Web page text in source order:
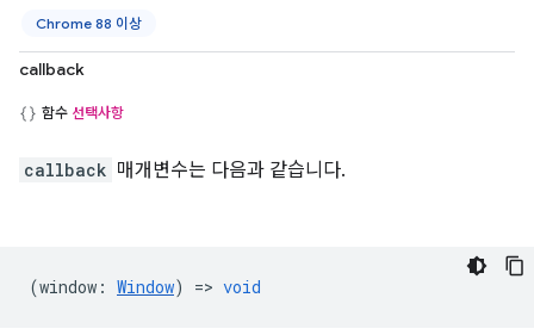
Chrome 88 이상
callback
함수 선택사항
callback 매개변수는 다음과 같습니다.
(window : Window) => void